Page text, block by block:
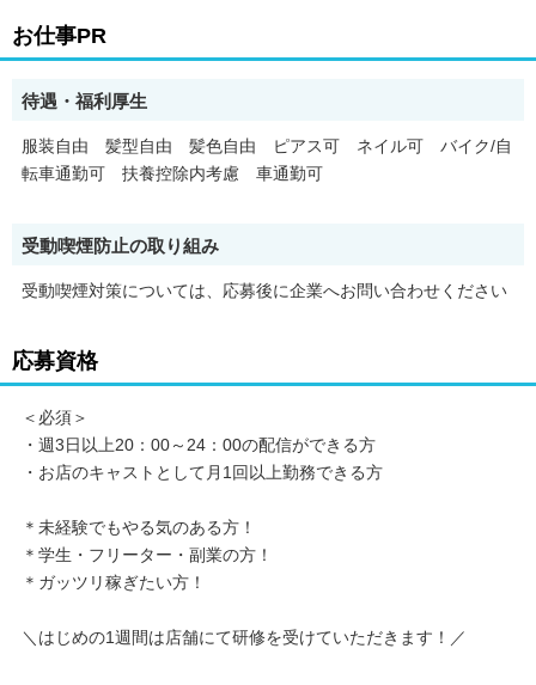
お仕事PR
待遇・福利厚生
服装自由 髪型自由 髪色自由 ピアス可 ネイル可 バイク/自
転車通勤可 扶養控除内考慮 車通勤可
受動喫煙防止の取り組み
受動喫煙対策については、応募後に企業へお問い合わせください
応募資格
＜必須＞
・週3日以上20：00～24：00の配信ができる方
・お店のキャストとして月1回以上勤務できる方
＊未経験でもやる気のある方！
＊学生・フリーター・副業の方！
＊ガッツリ稼ぎたい方！
＼はじめの1週間は店舗にて研修を受けていただきます！／